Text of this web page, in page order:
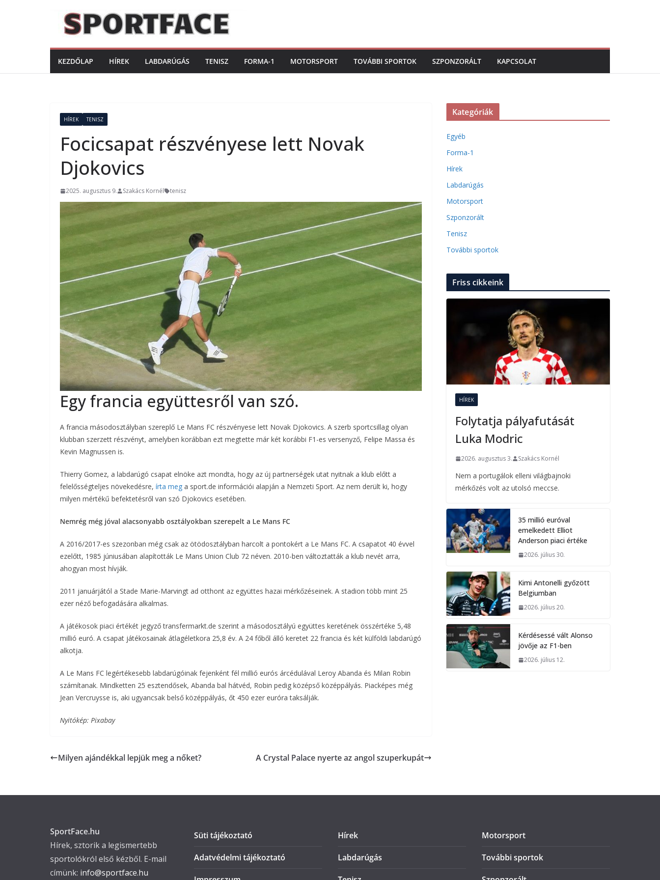
KEZDŐLAP HÍREK LABDARÚGÁS TENISZ FORMA-1 MOTORSPORT TOVÁBBI SPORTOK SZPONZORÁLT KAPCSOLAT
HÍREK TENISZ
Focicsapat részvényese lett Novak
Djokovics
2025. augusztus 9. Szakács Kornél tenisz
Egy francia együttesről van szó.
A francia másodosztályban szereplő Le Mans FC részvényese lett Novak Djokovics. A szerb sportcsillag olyan
klubban szerzett részvényt, amelyben korábban ezt megtette már két korábbi F1-es versenyző, Felipe Massa és
Kevin Magnussen is.
Thierry Gomez, a labdarúgó csapat elnöke azt mondta, hogy az új partnerségek utat nyitnak a klub előtt a
felelősségteljes növekedésre, írta meg a sport.de információi alapján a Nemzeti Sport. Az nem derült ki, hogy
milyen mértékű befektetésről van szó Djokovics esetében.
Nemrég még jóval alacsonyabb osztályokban szerepelt a Le Mans FC
A 2016/2017-es szezonban még csak az ötödosztályban harcolt a pontokért a Le Mans FC. A csapatot 40 évvel
ezelőtt, 1985 júniusában alapították Le Mans Union Club 72 néven. 2010-ben változtatták a klub nevét arra,
ahogyan most hívják.
2011 januárjától a Stade Marie-Marvingt ad otthont az együttes hazai mérkőzéseinek. A stadion több mint 25
ezer néző befogadására alkalmas.
A játékosok piaci értékét jegyző transfermarkt.de szerint a másodosztályú együttes keretének összértéke 5,48
millió euró. A csapat játékosainak átlagéletkora 25,8 év. A 24 főből álló keretet 22 francia és két külföldi labdarúgó
alkotja.
A Le Mans FC legértékesebb labdarúgóinak fejenként fél millió eurós árcédulával Leroy Abanda és Milan Robin
számítanak. Mindketten 25 esztendősek, Abanda bal hátvéd, Robin pedig középső középpályás. Piacképes még
Jean Vercruysse is, aki ugyancsak belső középpályás, őt 450 ezer euróra taksálják.
Nyitókép: Pixabay
Milyen ajándékkal lepjük meg a nőket? A Crystal Palace nyerte az angol szuperkupát
Kategóriák
Egyéb
Forma-1
Hírek
Labdarúgás
Motorsport
Szponzorált
Tenisz
További sportok
Friss cikkeink
HÍREK
Folytatja pályafutását
Luka Modric
2026. augusztus 3. Szakács Kornél
Nem a portugálok elleni világbajnoki
mérkőzés volt az utolsó meccse.
35 millió euróval
emelkedett Elliot
Anderson piaci értéke
2026. július 30.
Kimi Antonelli győzött
Belgiumban
2026. július 20.
Kérdésessé vált Alonso
jövője az F1-ben
2026. július 12.
SportFace.hu
Hírek, sztorik a legismertebb
sportolókról első kézből. E-mail
címünk: info@sportface.hu
Süti tájékoztató
Adatvédelmi tájékoztató
Hírek
Labdarúgás
Motorsport
További sportok